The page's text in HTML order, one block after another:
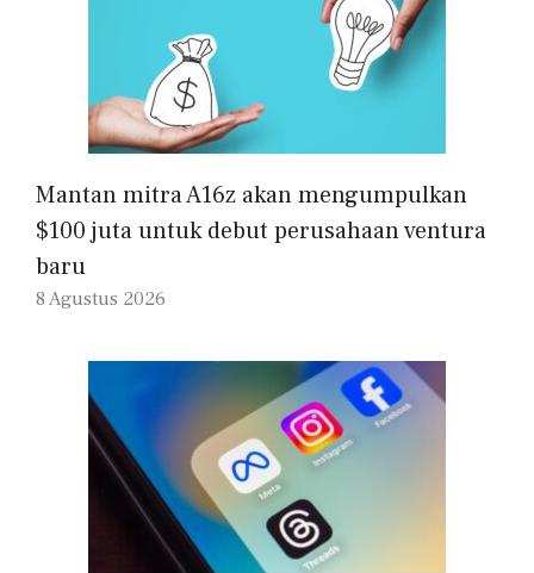
Mantan mitra A16z akan mengumpulkan
$100 juta untuk debut perusahaan ventura
baru
8 Agustus 2026